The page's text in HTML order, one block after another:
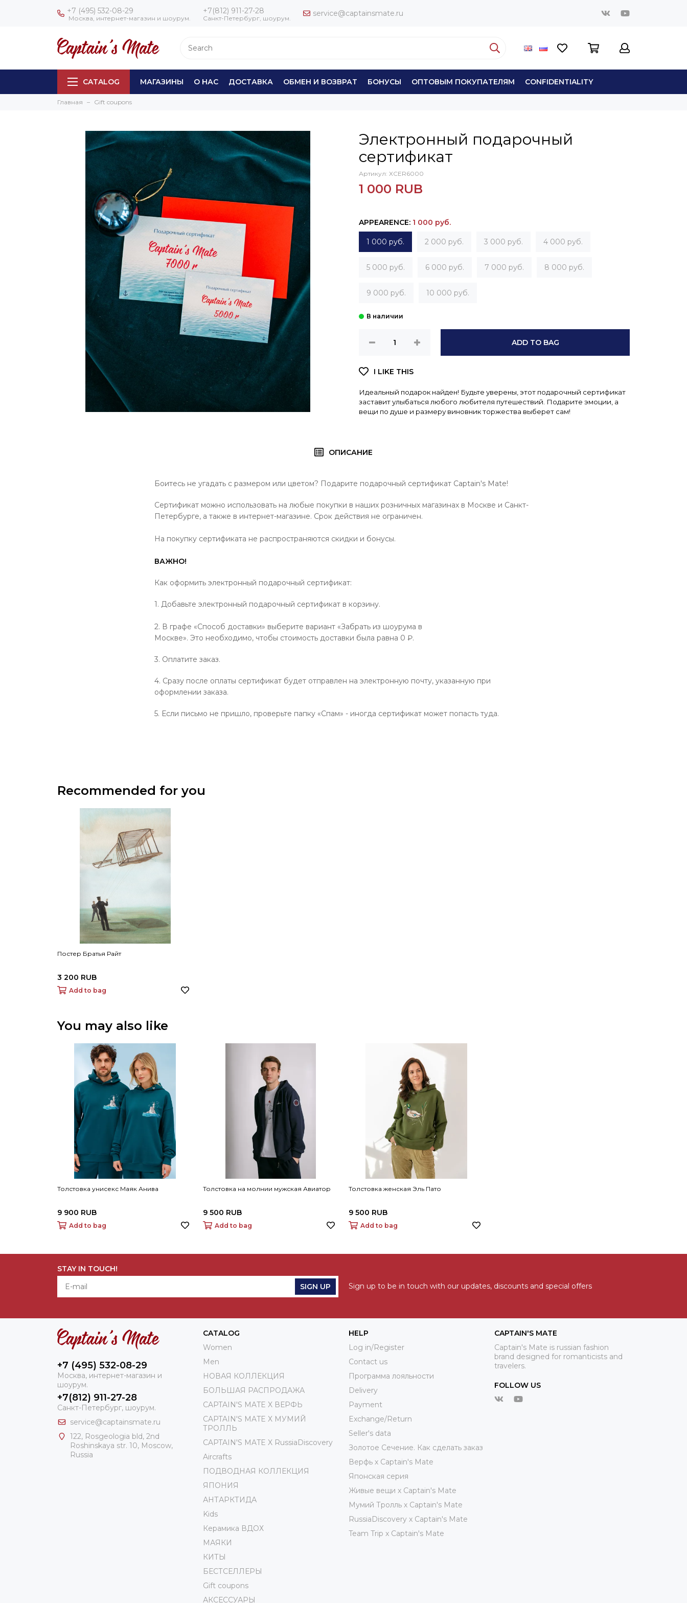
+7 (495) 532-08-29
Москва, интернет-магазин и шоурум.
+7(812) 911-27-28
Санкт-Петербург, шоурум.
service@captainsmate.ru
CATALOG МАГАЗИНЫ О НАС ДОСТАВКА ОБМЕН И ВОЗВРАТ БОНУСЫ ОПТОВЫМ ПОКУПАТЕЛЯМ СONFIDENTIALITY
Главная Gift coupons
Электронный подарочный
сертификат
Артикул: XCER6000
1 000 RUB
APPEARENCE: 1 000 руб.
1 000 руб. 2 000 руб. 3 000 руб. 4 000 руб.
5 000 руб. 6 000 руб. 7 000 руб. 8 000 руб.
9 000 руб. 10 000 руб.
ADD TO BAG
Идеальный подарок найден! Будьте уверены, этот подарочный сертификат
заставит улыбаться любого любителя путешествий. Подарите эмоции, а
вещи по душе и размеру виновник торжества выберет сам!
ОПИСАНИЕ
Боитесь не угадать с размером или цветом? Подарите подарочный сертификат Captain's Mate!
Сертификат можно использовать на любые покупки в наших розничных магазинах в Москве и Санкт-
Петербурге, а также в интернет-магазине. Срок действия не ограничен.
На покупку сертификата не распространяются скидки и бонусы.
ВАЖНО!
Как оформить электронный подарочный сертификат:
1. Добавьте электронный подарочный сертификат в корзину.
2. В графе «Способ доставки» выберите вариант «Забрать из шоурума в
Москве». Это необходимо, чтобы стоимость доставки была равна 0 ₽.
3. Оплатите заказ.
4. Сразу после оплаты сертификат будет отправлен на электронную почту, указанную при
оформлении заказа.
5. Если письмо не пришло, проверьте папку «Спам» - иногда сертификат может попасть туда.
Recommended for you
Постер Братья Райт
3 200 RUB
Add to bag
You may also like
Толстовка унисекс Маяк Анива
9 900 RUB
Add to bag
Толстовка на молнии мужская Авиатор
9 500 RUB
Add to bag
Толстовка женская Эль Пато
9 500 RUB
Add to bag
STAY IN TOUCH!
SIGN UP
Sign up to be in touch with our updates, discounts and special offers
+7 (495) 532-08-29
Москва, интернет-магазин и
шоурум.
+7(812) 911-27-28
Санкт-Петербург, шоурум.
service@captainsmate.ru
122, Rosgeologia bld, 2nd
Roshinskaya str. 10, Moscow,
Russia
CATALOG
Women
Men
НОВАЯ КОЛЛЕКЦИЯ
БОЛЬШАЯ РАСПРОДАЖА
CAPTAIN'S MATE X ВЕРФЬ
CAPTAIN'S MATE Х МУМИЙ
ТРОЛЛЬ
CAPTAIN'S MATE X RussiaDiscovery
Aircrafts
ПОДВОДНАЯ КОЛЛЕКЦИЯ
ЯПОНИЯ
АНТАРКТИДА
Kids
Керамика ВДОХ
МАЯКИ
КИТЫ
БЕСТСЕЛЛЕРЫ
Gift coupons
АКСЕССУАРЫ
HELP
Log in/Register
Contact us
Программа лояльности
Delivery
Payment
Exchange/Return
Seller's data
Золотое Сечение. Как сделать заказ
Верфь х Captain's Mate
Японская серия
Живые вещи х Captain's Mate
Мумий Тролль х Сaptain's Mate
RussiaDiscovery x Captain's Mate
Team Trip x Captain's Mate
CAPTAIN'S MATE
Captain's Mate is russian fashion
brand designed for romanticists and
travelers.
FOLLOW US